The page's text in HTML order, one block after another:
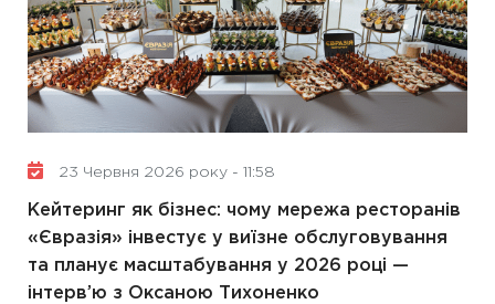
23 Червня 2026 року - 11:58
Кейтеринг як бізнес: чому мережа ресторанів
«Євразія» інвестує у виїзне обслуговування
та планує масштабування у 2026 році —
інтерв’ю з Оксаною Тихоненко